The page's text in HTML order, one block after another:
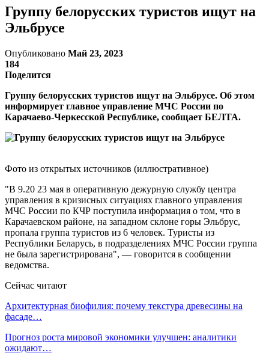
Группу белорусских туристов ищут на
Эльбрусе
Опубликовано Май 23, 2023
184
Поделится
Группу белорусских туристов ищут на Эльбрусе. Об этом
информирует главное управление МЧС России по
Карачаево-Черкесской Республике, сообщает БЕЛТА.
Фото из открытых источников (иллюстративное)
"В 9.20 23 мая в оперативную дежурную службу центра
управления в кризисных ситуациях главного управления
МЧС России по КЧР поступила информация о том, что в
Карачаевском районе, на западном склоне горы Эльбрус,
пропала группа туристов из 6 человек. Туристы из
Республики Беларусь, в подразделениях МЧС России группа
не была зарегистрирована", — говорится в сообщении
ведомства.
Сейчас читают
Архитектурная биофилия: почему текстура древесины на
фасаде…
Прогноз роста мировой экономики улучшен: аналитики
ожидают…